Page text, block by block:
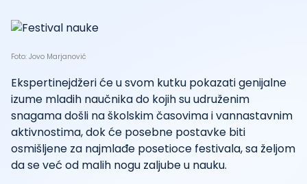
Foto: Jovo Marjanović
Ekspertinejdžeri će u svom kutku pokazati genijalne
izume mladih naučnika do kojih su udruženim
snagama došli na školskim časovima i vannastavnim
aktivnostima, dok će posebne postavke biti
osmišljene za najmlađe posetioce festivala, sa željom
da se već od malih nogu zaljube u nauku.